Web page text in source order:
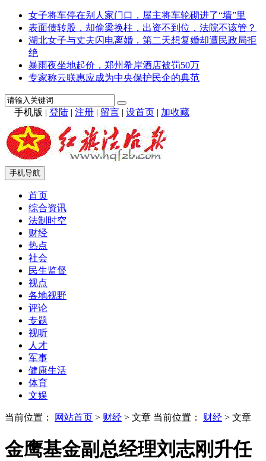
女子将车停在别人家门口，屋主将车轮砌进了“墙”里
表面债转股，却偷梁换柱，出资不到位，法院不该管？
湖北女子与丈夫闪电离婚，第二天想复婚却遭民政局拒
绝
暴雨夜坐地起价，郑州希岸酒店被罚50万
专家称云联惠应成为中央保护民企的典范
手机版 | 登陆 | 注册 | 留言 | 设首页 | 加收藏
手机导航
首页
综合资讯
法制时空
财经
热点
社会
民生监督
视点
各地视野
评论
专题
视听
人才
军事
健康生活
体育
文娱
当前位置： 网站首页 > 财经 > 文章 当前位置： 财经 > 文章
金鹰基金副总经理刘志刚升任